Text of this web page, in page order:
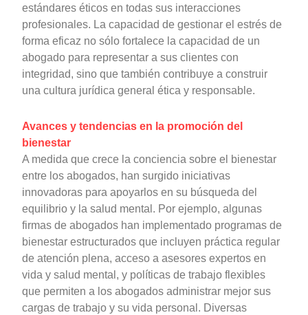
estándares éticos en todas sus interacciones
profesionales. La capacidad de gestionar el estrés de
forma eficaz no sólo fortalece la capacidad de un
abogado para representar a sus clientes con
integridad, sino que también contribuye a construir
una cultura jurídica general ética y responsable.
Avances y tendencias en la promoción del
bienestar
A medida que crece la conciencia sobre el bienestar
entre los abogados, han surgido iniciativas
innovadoras para apoyarlos en su búsqueda del
equilibrio y la salud mental. Por ejemplo, algunas
firmas de abogados han implementado programas de
bienestar estructurados que incluyen práctica regular
de atención plena, acceso a asesores expertos en
vida y salud mental, y políticas de trabajo flexibles
que permiten a los abogados administrar mejor sus
cargas de trabajo y su vida personal. Diversas